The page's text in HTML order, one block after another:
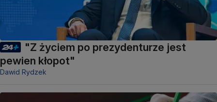
"Z życiem po prezydenturze jest
pewien kłopot"
Dawid Rydzek